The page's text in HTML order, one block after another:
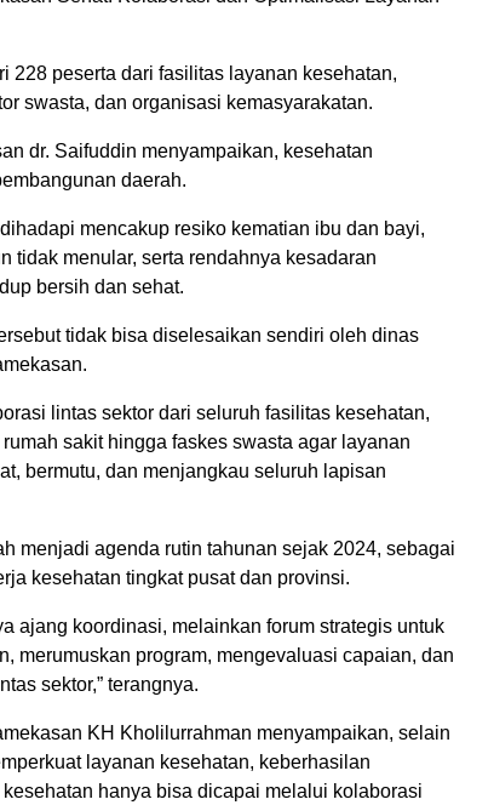
228 peserta dari fasilitas layanan kesehatan,
swasta, dan organisasi kemasyarakatan.
dr. Saifuddin menyampaikan, kesehatan
daerah.
mencakup resiko kematian ibu dan bayi,
tidak menular, serta rendahnya kesadaran
bersih dan sehat.
tidak bisa diselesaikan sendiri oleh dinas
lintas sektor dari seluruh fasilitas kesehatan,
sakit hingga faskes swasta agar layanan
bermutu, dan menjangkau seluruh lapisan
menjadi agenda rutin tahunan sejak 2024, sebagai
kesehatan tingkat pusat dan provinsi.
ajang koordinasi, melainkan forum strategis untuk
merumuskan program, mengevaluasi capaian, dan
sektor,” terangnya.
KH Kholilurrahman menyampaikan, selain
layanan kesehatan, keberhasilan
hanya bisa dicapai melalui kolaborasi